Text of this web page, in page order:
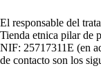
El responsable del
Tienda etnica pilar de
NIF: 25717311E (en
de contacto son los